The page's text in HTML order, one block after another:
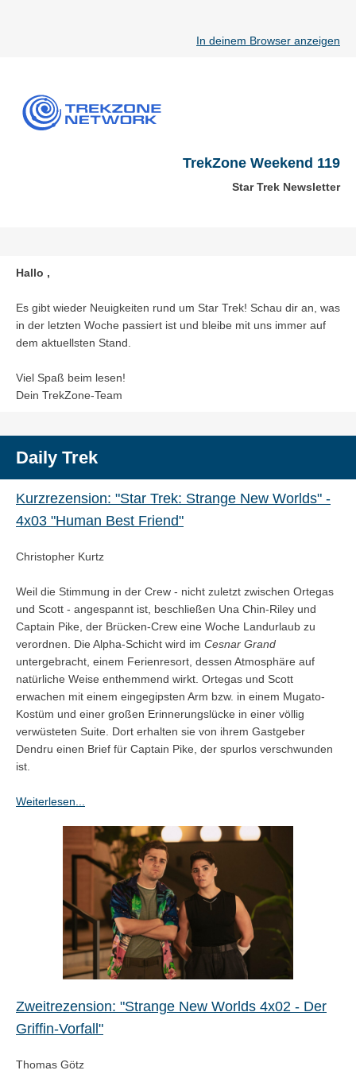
In deinem Browser anzeigen
TrekZone Weekend 119
Star Trek Newsletter
Hallo ,
Es gibt wieder Neuigkeiten rund um Star Trek! Schau dir an, was
in der letzten Woche passiert ist und bleibe mit uns immer auf
dem aktuellsten Stand.
Viel Spaß beim lesen!
Dein TrekZone-Team
Daily Trek
Kurzrezension: "Star Trek: Strange New Worlds" -
4x03 "Human Best Friend"
Christopher Kurtz
Weil die Stimmung in der Crew - nicht zuletzt zwischen Ortegas
und Scott - angespannt ist, beschließen Una Chin-Riley und
Captain Pike, der Brücken-Crew eine Woche Landurlaub zu
verordnen. Die Alpha-Schicht wird im Cesnar Grand
untergebracht, einem Ferienresort, dessen Atmosphäre auf
natürliche Weise enthemmend wirkt. Ortegas und Scott
erwachen mit einem eingegipsten Arm bzw. in einem Mugato-
Kostüm und einer großen Erinnerungslücke in einer völlig
verwüsteten Suite. Dort erhalten sie von ihrem Gastgeber
Dendru einen Brief für Captain Pike, der spurlos verschwunden
ist.
Weiterlesen...
Zweitrezension: "Strange New Worlds 4x02 - Der
Griffin-Vorfall"
Thomas Götz